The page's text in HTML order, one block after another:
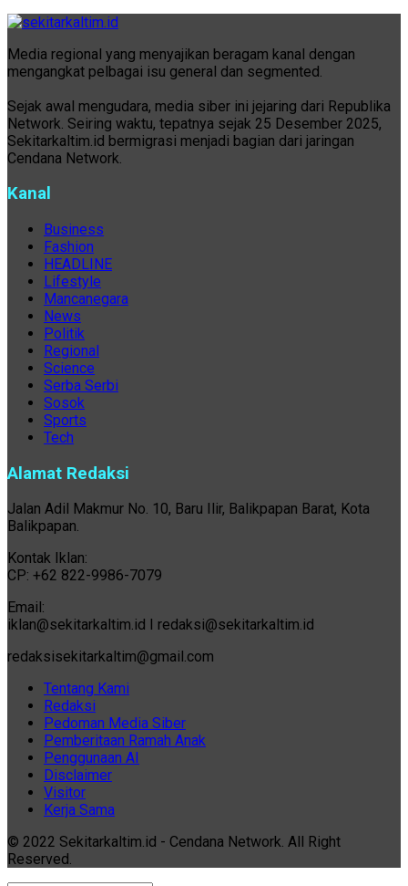
Media regional yang menyajikan beragam kanal dengan
mengangkat pelbagai isu general dan segmented.
Sejak awal mengudara, media siber ini jejaring dari Republika
Network. Seiring waktu, tepatnya sejak 25 Desember 2025,
Sekitarkaltim.id bermigrasi menjadi bagian dari jaringan
Cendana Network.
Kanal
Business
Fashion
HEADLINE
Lifestyle
Mancanegara
News
Politik
Regional
Science
Serba Serbi
Sosok
Sports
Tech
Alamat Redaksi
Jalan Adil Makmur No. 10, Baru Ilir, Balikpapan Barat, Kota
Balikpapan.
Kontak Iklan:
CP: +62 822-9986-7079
Email:
iklan@sekitarkaltim.id I redaksi@sekitarkaltim.id
redaksisekitarkaltim@gmail.com
Tentang Kami
Redaksi
Pedoman Media Siber
Pemberitaan Ramah Anak
Penggunaan AI
Disclaimer
Visitor
Kerja Sama
© 2022 Sekitarkaltim.id - Cendana Network. All Right
Reserved.